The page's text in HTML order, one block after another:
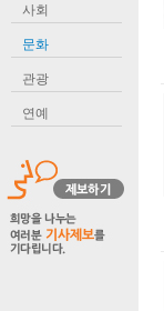
사회
문화
관광
연예